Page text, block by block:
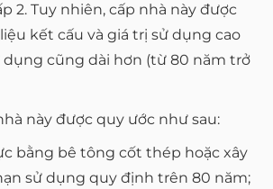
2. Tuy nhiên, cấp nhà này được
kết cấu và giá trị sử dụng cao
dụng cũng dài hơn (từ 80 năm trở
này được quy ước như sau:
bằng bê tông cốt thép hoặc xây
sử dụng quy định trên 80 năm;